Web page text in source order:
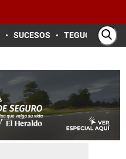
SUCESOS TEGUCIGALPA